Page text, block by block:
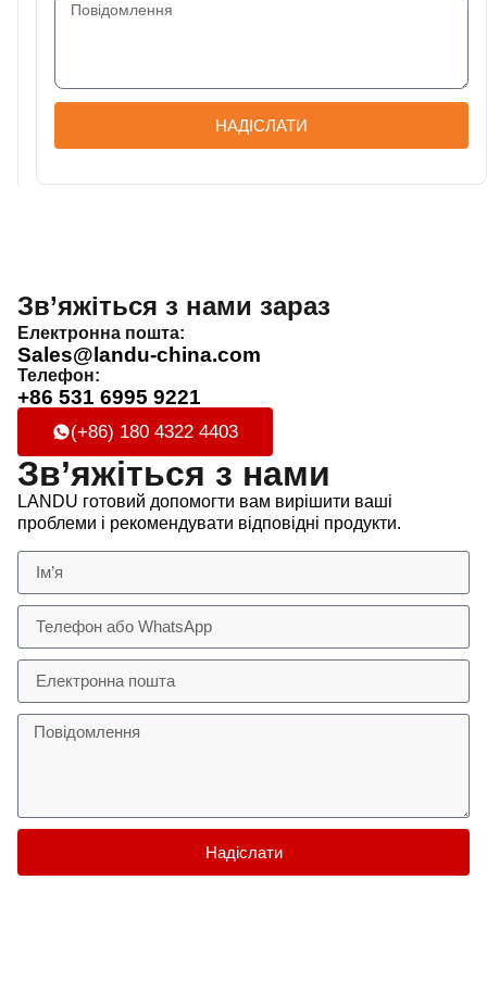
НАДІСЛАТИ
Зв’яжіться з нами зараз
Електронна пошта:
Sales@landu-china.com
Телефон:
+86 531 6995 9221
(+86) 180 4322 4403
Зв’яжіться з нами
LANDU готовий допомогти вам вирішити ваші
проблеми і рекомендувати відповідні продукти.
Надіслати